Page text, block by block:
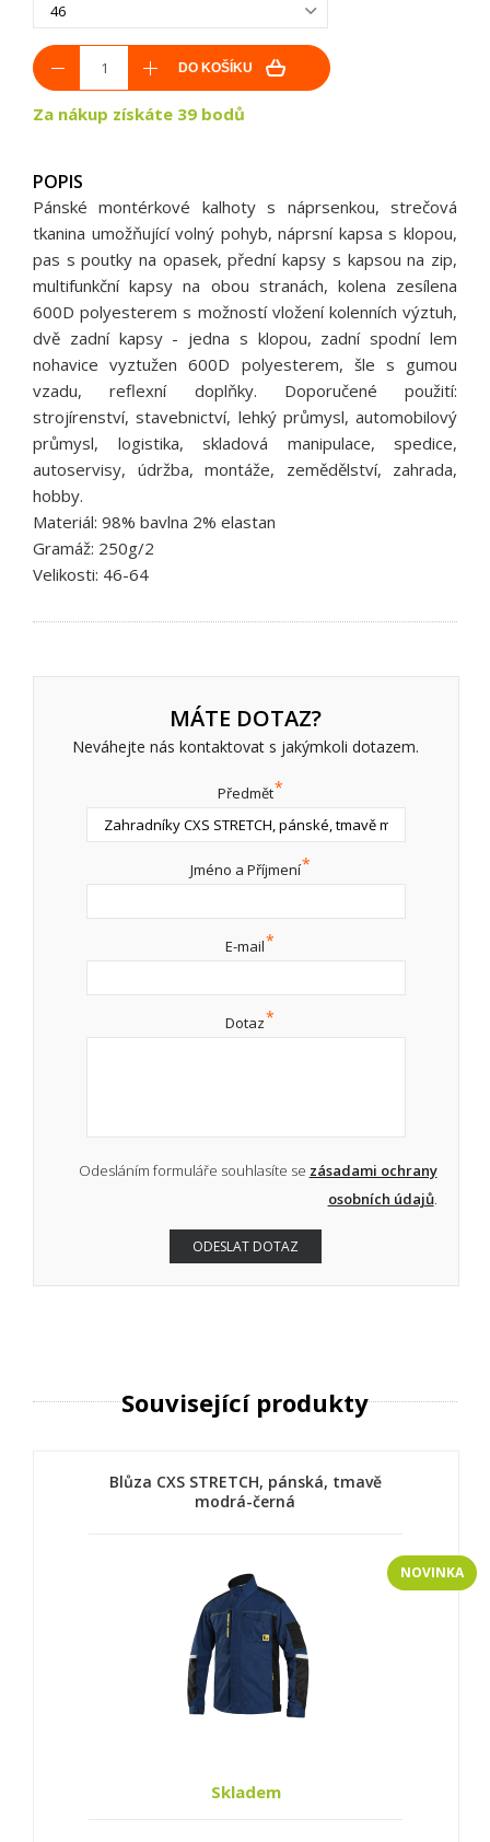
46
DO KOŠÍKU
Za nákup získáte 39 bodů
POPIS
Pánské montérkové kalhoty s náprsenkou, strečová
tkanina umožňující volný pohyb, náprsní kapsa s klopou,
pas s poutky na opasek, přední kapsy s kapsou na zip,
multifunkční kapsy na obou stranách, kolena zesílena
600D polyesterem s možností vložení kolenních výztuh,
dvě zadní kapsy - jedna s klopou, zadní spodní lem
nohavice vyztužen 600D polyesterem, šle s gumou
vzadu, reflexní doplňky. Doporučené použití:
strojírenství, stavebnictví, lehký průmysl, automobilový
průmysl, logistika, skladová manipulace, spedice,
autoservisy, údržba, montáže, zemědělství, zahrada,
hobby.
Materiál: 98% bavlna 2% elastan
Gramáž: 250g/2
Velikosti: 46-64
MÁTE DOTAZ?
Neváhejte nás kontaktovat s jakýmkoli dotazem.
Předmět*
Jméno a Příjmení*
E-mail*
Dotaz*
Odesláním formuláře souhlasíte se zásadami ochrany
osobních údajů.
Související produkty
NOVINKA
Blůza CXS STRETCH, pánská, tmavě
modrá-černá
Skladem